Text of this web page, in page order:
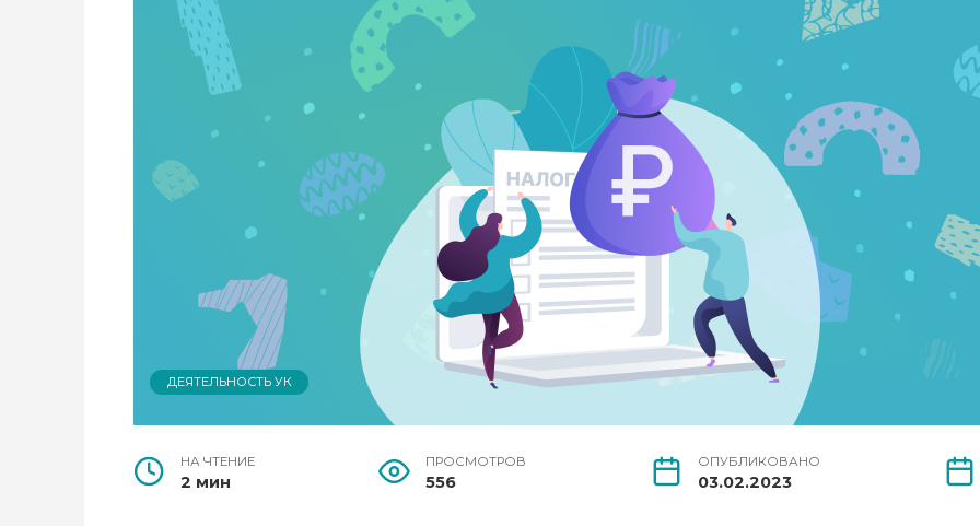
ДЕЯТЕЛЬНОСТЬ УК
НА ЧТЕНИЕ
2 мин
ПРОСМОТРОВ
556
ОПУБЛИКОВАНО
03.02.2023